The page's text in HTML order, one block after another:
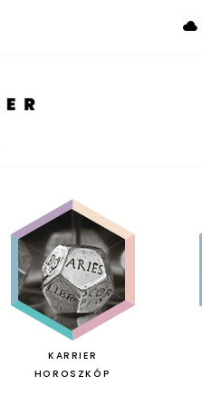
KARRIER
HOROSZKÓP